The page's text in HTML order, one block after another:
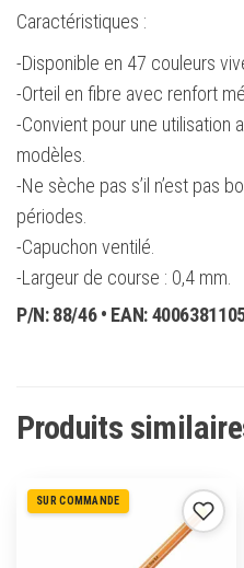
Caractéristiques :
-Disponible en 47 couleurs
-Orteil en fibre avec renfort
-Convient pour une utilisation
modèles.
-Ne sèche pas s’il n’est pas
périodes.
-Capuchon ventilé.
-Largeur de course : 0,4 mm.
P/N:88/46• EAN:
Produits
SUR COMMANDE